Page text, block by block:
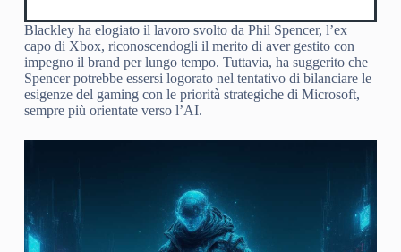
Blackley ha elogiato il lavoro svolto da Phil Spencer, l’ex
capo di Xbox, riconoscendogli il merito di aver gestito con
impegno il brand per lungo tempo. Tuttavia, ha suggerito che
Spencer potrebbe essersi logorato nel tentativo di bilanciare le
esigenze del gaming con le priorità strategiche di Microsoft,
sempre più orientate verso l’AI.